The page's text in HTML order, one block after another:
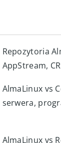
Repozytoria
AlmaLinux vs